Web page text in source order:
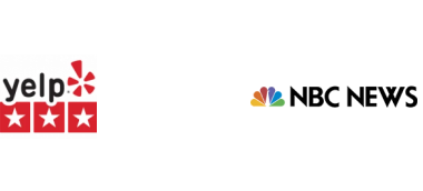
y California